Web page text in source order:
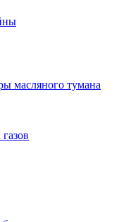
масляного тумана